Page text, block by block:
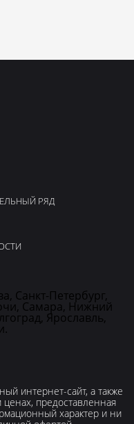
РЯД
Санкт-Петербург,
Самара, Нижний
Ярославль,
интернет-сайт, а также
ценах, предоставленная
характер и ни